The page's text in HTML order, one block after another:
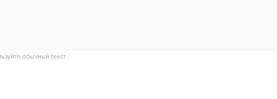
обычный текст.